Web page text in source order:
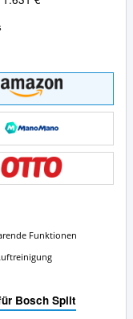
Bosch Split
Funktionen